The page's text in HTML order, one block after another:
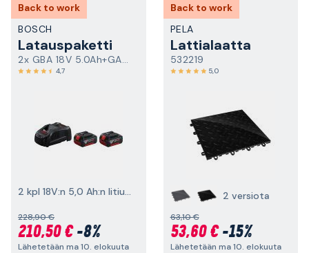
Back to work
BOSCH
Latauspaketti
2x GBA 18V 5.0Ah+GAL 1880 CV
4,7
2 kpl 18V:n 5,0 Ah:n litiumioniakkuja
228,90 €
210,50 €-8%
Lähetetään ma 10. elokuuta
Back to work
PELA
Lattialaatta
532219
5,0
2 versiota
63,10 €
53,60 €-15%
Lähetetään ma 10. elokuuta